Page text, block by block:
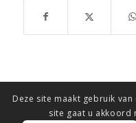
Deze site maakt gebruik
site gaat u akkoord